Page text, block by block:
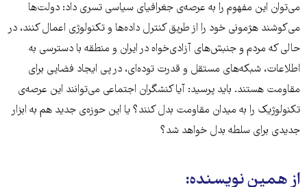
می‌توان این مفهوم را به عرصه‌ی جغرافیای سیاسی تسری داد: دولت‌ها
می‌کوشند هژمونی خود را از طریق کنترل داده‌ها و تکنولوژی اعمال کنند، در
حالی که مردم و جنبش‌های آزادی‌خواه در ایران و منطقه با دسترسی به
اطلاعات، شبکه‌های مستقل و قدرت توده‌ای، در پی ایجاد فضایی برای
مقاومت هستند. باید پرسید: آیا کنشگران اجتماعی می‌توانند این عرصه‌ی
تکنولوژیک را به میدان مقاومت بدل کنند؟ یا این حوزه‌ی جدید هم به ابزار
جدیدی برای سلطه بدل خواهد شد؟
از همین نویسنده: